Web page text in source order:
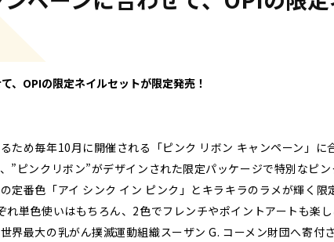
、OPIの限定ネイルセットが限定発売！
ため毎年10月に開催される「ピンク リボン キャンペーン」
”ピンクリボン”がデザインされた限定パッケージで特別なピン
定番色「アイ シンク イン ピンク」とキラキラのラメが輝く限
単色使いはもちろん、2色でフレンチやポイントアートも楽
界最大の乳がん撲滅運動組織スーザン G. コーメン財団へ寄付さ